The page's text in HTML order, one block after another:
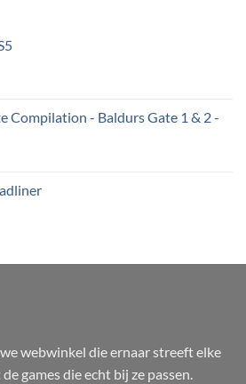
Compilation - Baldurs Gate 1 & 2 -
webwinkel die ernaar streeft elke
games die echt bij ze passen.